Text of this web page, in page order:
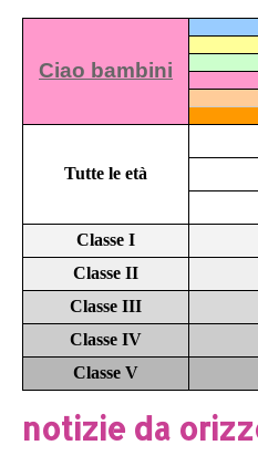
Ciao bambini
Tutte le età
Classe I
Classe II
Classe III
Classe IV
Classe V
notizie da